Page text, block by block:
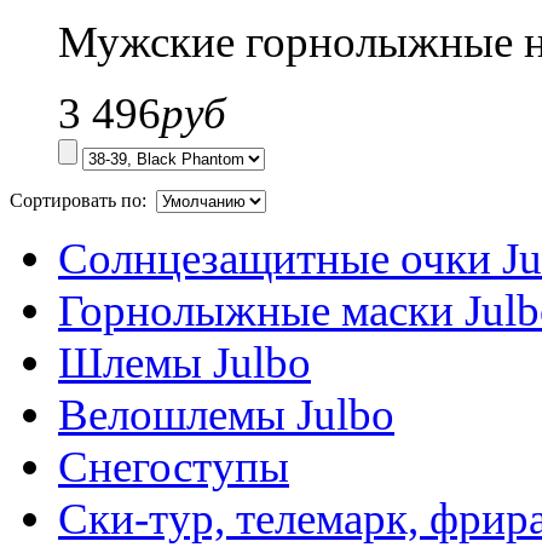
Мужские горнолыжные
3 496руб
Сортировать по:
Солнцезащитные очки
Горнолыжные маски
Шлемы Julbo
Велошлемы Julbo
Снегоступы
Ски-тур, телемарк,